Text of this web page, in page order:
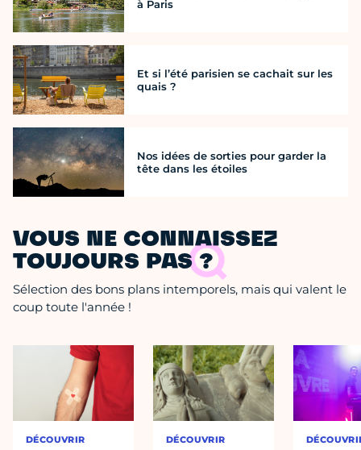
à Paris
Et si l’été parisien se cachait sur les
quais ?
Nos idées de sorties pour garder la
tête dans les étoiles
VOUS NE CONNAISSEZ
TOUJOURS PAS ?
Sélection des bons plans intemporels, mais qui valent le
coup toute l'année !
DÉCOUVRIR DÉCOUVRIR